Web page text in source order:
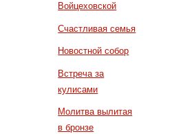
Войцеховской
Счастливая семья
Новостной собор
Встреча за
кулисами
Молитва вылитая
в бронзе